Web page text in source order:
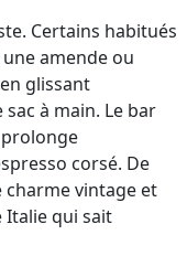
Certains habitués
amende ou
glissant
à main. Le bar
prolonge
corsé. De
charme vintage et
Italie qui sait